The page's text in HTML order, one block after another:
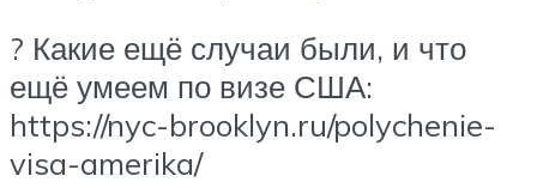
? Какие ещё случаи были, и что
ещё умеем по визе США:
https://nyc-brooklyn.ru/polychenie-
visa-amerika/